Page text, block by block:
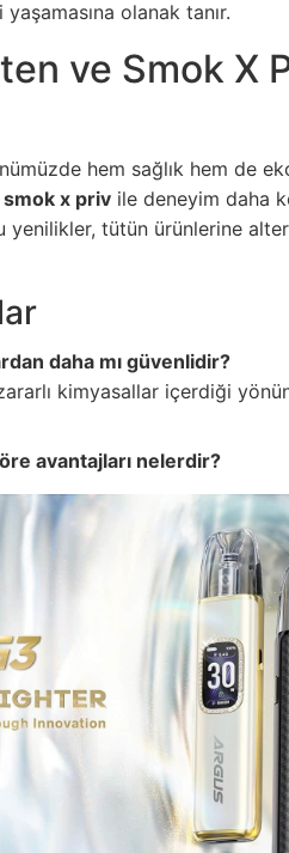
olanak tanır.
ve Smok X
hem sağlık hem de
smok x priv ile deneyim daha
yenilikler, tütün ürünlerine
daha mı güvenlidir?
kimyasallar içerdiği
avantajları nelerdir?